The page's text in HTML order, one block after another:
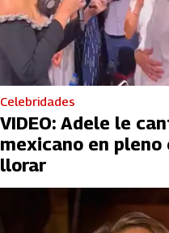
Celebridades
VIDEO: Adele le
mexicano en
llorar